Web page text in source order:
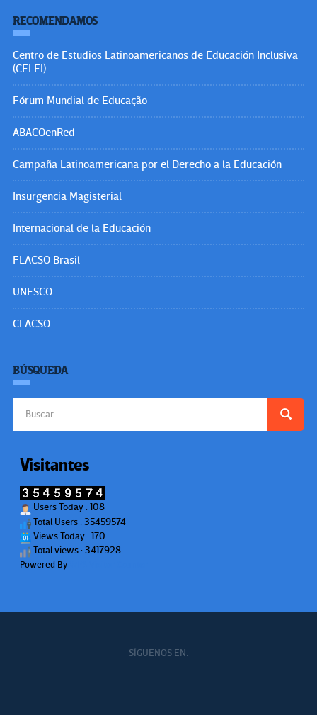
RECOMENDAMOS
Centro de Estudios Latinoamericanos de Educación Inclusiva
(CELEI)
Fórum Mundial de Educação
ABACOenRed
Campaña Latinoamericana por el Derecho a la Educación
Insurgencia Magisterial
Internacional de la Educación
FLACSO Brasil
UNESCO
CLACSO
BÚSQUEDA
Visitantes
Users Today : 108
Total Users : 35459574
Views Today : 170
Total views : 3417928
Powered By
SÍGUENOS EN: